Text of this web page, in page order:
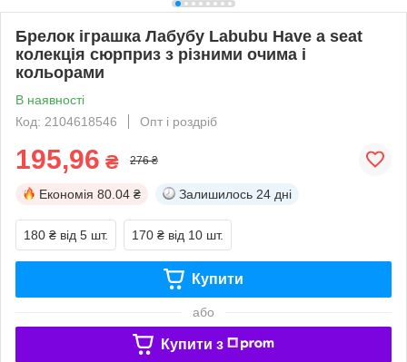
Брелок іграшка Лабубу Labubu Have a seat
колекція сюрприз з різними очима і
кольорами
В наявності
Код: 2104618546
Опт і роздріб
195,96 ₴ 276 ₴
Економія 80.04 ₴ Залишилось 24 дні
180 ₴ від 5 шт. 170 ₴ від 10 шт.
Купити
або
Купити з